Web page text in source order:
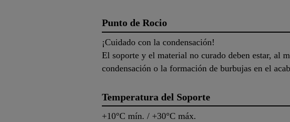
Punto de Rocio
¡Cuidado con la condensación!
El soporte y el material no curado deben estar, al
condensación o la formación de burbujas en el
Temperatura del Soporte
+10°C mín. / +30°C máx.